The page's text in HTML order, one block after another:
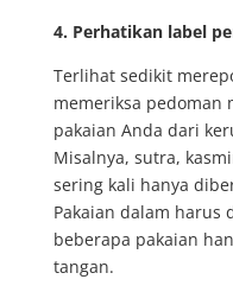
4. Perhatikan label
Terlihat sedikit
memeriksa pedoman
pakaian Anda dari
Misalnya, sutra,
sering kali hanya
Pakaian dalam harus
beberapa pakaian
tangan.